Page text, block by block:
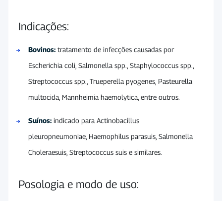
Indicações:
Bovinos: tratamento de infecções causadas por
Escherichia coli, Salmonella spp., Staphylococcus spp.,
Streptococcus spp., Trueperella pyogenes, Pasteurella
multocida, Mannheimia haemolytica, entre outros.
Suínos: indicado para Actinobacillus
pleuropneumoniae, Haemophilus parasuis, Salmonella
Choleraesuis, Streptococcus suis e similares.
Posologia e modo de uso: